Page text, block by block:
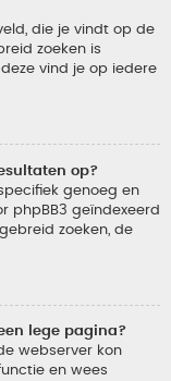
die je vindt op de
zoeken is
vind je op iedere
op?
genoeg en
phpBB3 geïndexeerd
zoeken, de
lege pagina?
webserver kon
en wees